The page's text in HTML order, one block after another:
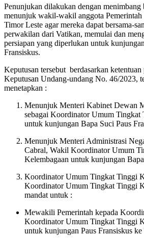
Penunjukan dilakukan dengan
menunjuk wakil-wakil anggota
Timor Leste agar mereka dapat bersama-
perwakilan dari Vatikan, memulai dan
persiapan yang diperlukan untuk
Fransiskus.
Keputusan tersebut berdasarkan ketentuan
Keputusan Undang-undang No. 46/2023,
menetapkan :
Menunjuk Menteri Kabinet Dewan
sebagai Koordinator Umum Tingkat
untuk kunjungan Bapa Suci Paus
Menunjuk Menteri Administrasi
Cabral, Wakil Koordinator Umum
Kelembagaan untuk kunjungan
Koordinator Umum Tingkat Tinggi
Koordinator Umum Tingkat Tinggi
mandat untuk :
Mewakili Pemerintah kepada
Koordinator Umum Tingkat Tinggi
untuk kunjungan Paus Fransiskus